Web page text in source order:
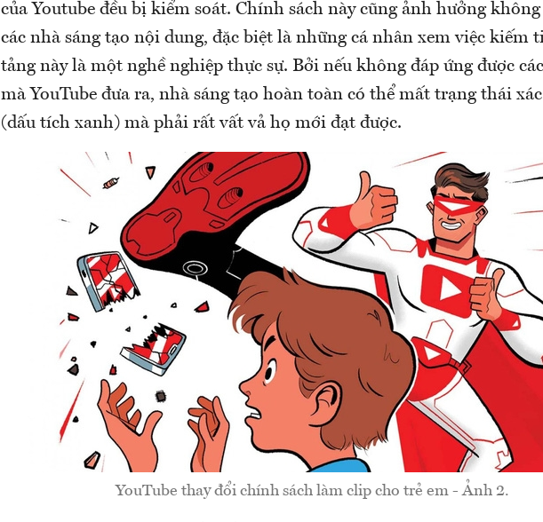
của Youtube đều bị kiểm soát. Chính sách này cũng ảnh hưởng
các nhà sáng tạo nội dung, đặc biệt là những cá nhân xem việc kiếm
tảng này là một nghề nghiệp thực sự. Bởi nếu không đáp ứng được
mà YouTube đưa ra, nhà sáng tạo hoàn toàn có thể mất trạng thái
(dấu tích xanh) mà phải rất vất vả họ mới đạt được.
YouTube thay đổi chính sách làm clip cho trẻ em - Ảnh 2.